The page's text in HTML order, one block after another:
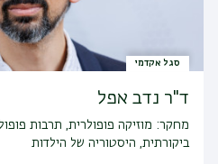
סגל אקדמי
ד"ר נדב אפל
מחקר: מוזיקה פופולרית, תרבות
ביקורתית, היסטוריה של הילדות